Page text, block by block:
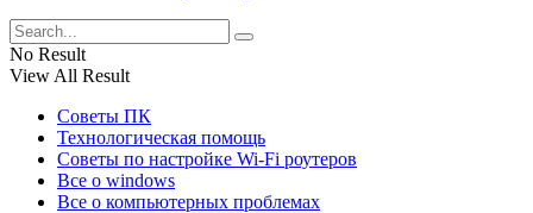
No Result
View All Result
Советы ПК
Технологическая помощь
Советы по настройке Wi-Fi роутеров
Все о windows
Все о компьютерных проблемах